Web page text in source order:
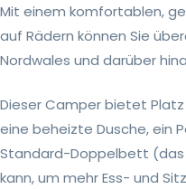
Mit einem komfortablen,
auf Rädern können Sie
Nordwales und darüber
Dieser Camper bietet
eine beheizte Dusche, ein
Standard-Doppelbett (das
kann, um mehr Ess- und